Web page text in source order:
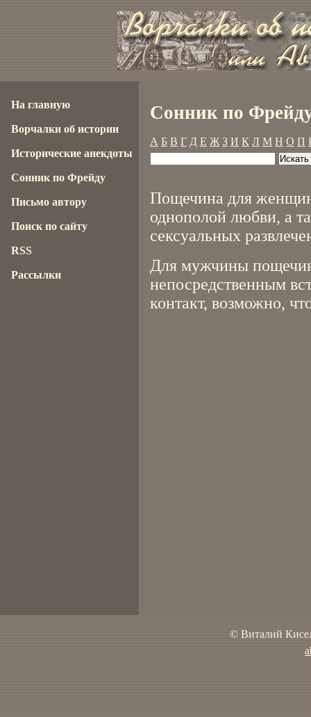
Сонник по
А Б В Г Д Е Ж З И К Л М Н О П
Пощечина для
однополой любви, а
сексуальных
Для мужчины
непосредственным
контакт, возможно,
На главную
Ворчалки об истории
Исторические анекдоты
Сонник по Фрейду
Письмо автору
Поиск по сайту
RSS
Рассылки
© Виталий